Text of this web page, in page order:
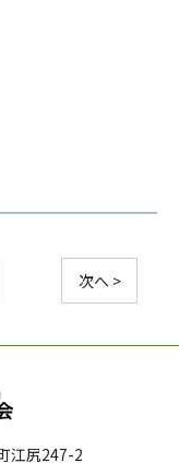
次へ >
江尻247-2